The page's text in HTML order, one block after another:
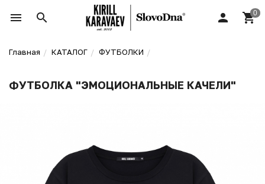
Главная КАТАЛОГ ФУТБОЛКИ
ФУТБОЛКА "ЭМОЦИОНАЛЬНЫЕ КАЧЕЛИ"